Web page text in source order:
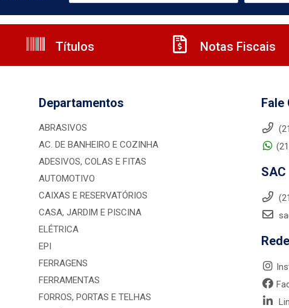
Títulos Notas Fiscais
Departamentos
ABRASIVOS
AC. DE BANHEIRO E COZINHA
ADESIVOS, COLAS E FITAS
AUTOMOTIVO
CAIXAS E RESERVATÓRIOS
CASA, JARDIM E PISCINA
ELÉTRICA
EPI
FERRAGENS
FERRAMENTAS
FORROS, PORTAS E TELHAS
Fale
SAC